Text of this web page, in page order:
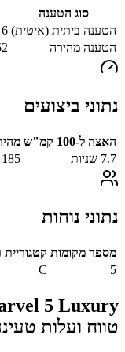
סוג הטענה
הטענה ביתית (איטית) 6 שעות ו-30 דקות
הטענה מהירה
נתוני ביצועים
האצה ל-100 קמ"ש
7.7 שניות 185
נתוני נוחות
מספר מקומות
5
C
5 Luxury
טווח ועלות